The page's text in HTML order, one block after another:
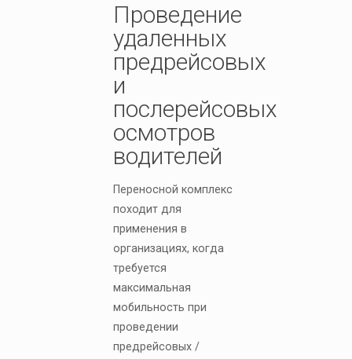
Проведение
удаленных
предрейсовых
и
послерейсовых
осмотров
водителей
Переносной комплекс
походит для
применения в
организациях, когда
требуется
максимальная
мобильность при
проведении
предрейсовых /